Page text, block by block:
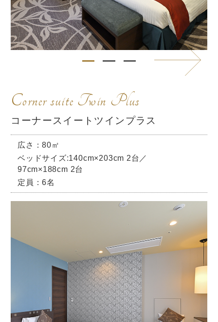
Corner suite Twin Plus
コーナースイートツインプラス
広さ：80㎡
ベッドサイズ:140cm×203cm 2台／
97cm×188cm 2台
定員：6名